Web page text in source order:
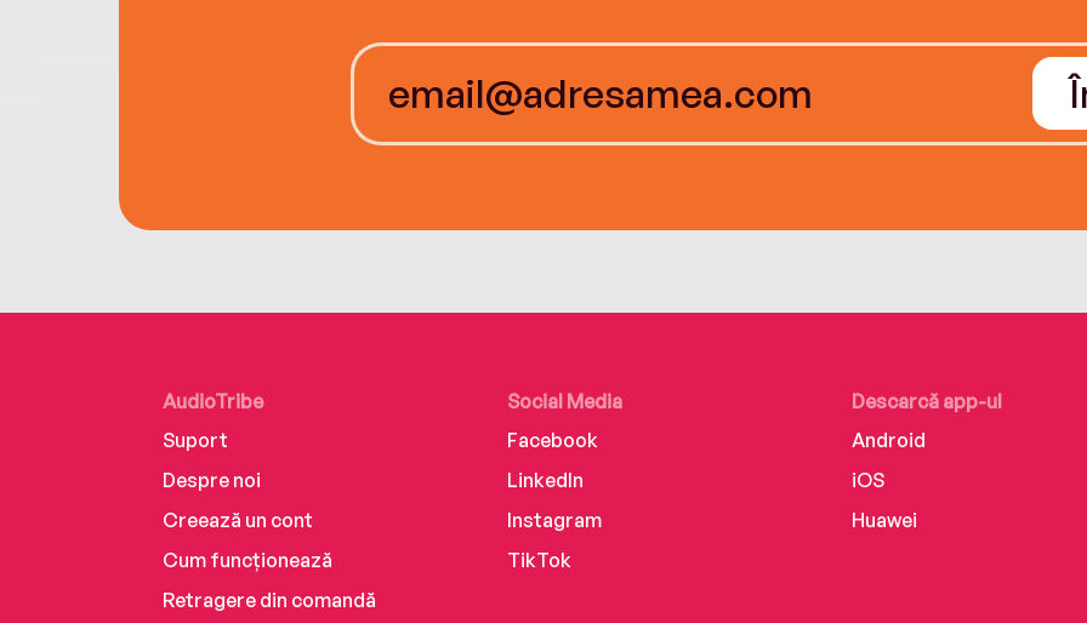
AudioTribe
Suport
Despre noi
Creează un cont
Cum funcționează
Retragere din comandă
Social Media
Facebook
LinkedIn
Instagram
TikTok
Descarcă app-ul
Android
iOS
Huawei